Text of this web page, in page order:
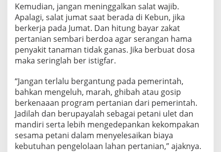
Kemudian, jangan meninggalkan salat wajib.
Apalagi, salat jumat saat berada di Kebun, jika
berkerja pada Jumat. Dan hitung bayar zakat
pertanian sembari berdoa agar serangan hama
penyakit tanaman tidak ganas. Jika berbuat dosa
maka seringlah ber istigfar.
“Jangan terlalu bergantung pada pemerintah,
bahkan mengeluh, marah, ghibah atau gosip
berkenaaan program pertanian dari pemerintah.
Jadilah dan berupayalah sebagai petani ulet dan
mandiri serta lebih mengedepankan kekompakan
sesama petani dalam menyelesaikan biaya
kebutuhan pengelolaan lahan pertanian,” ajaknya.